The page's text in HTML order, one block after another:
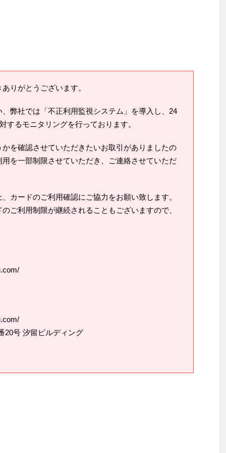
りがとうございます。
弊社では「不正利用監視システム」を導入し、24
するモニタリングを行っております。
を確認させていただきたいお取引がありましたの
を一部制限させていただき、ご連絡させていただ
カードのご利用確認にご協力をお願い致します。
ご利用制限が継続されることもございますので、
20号 汐留ビルディング